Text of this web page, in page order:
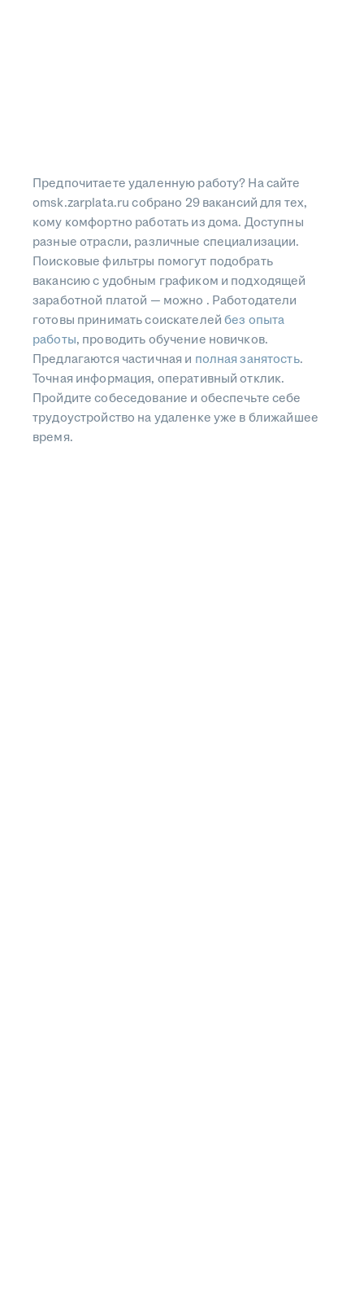
Предпочитаете удаленную работу? На сайте
omsk.zarplata.ru собрано 29 вакансий для тех,
кому комфортно работать из дома. Доступны
разные отрасли, различные специализации.
Поисковые фильтры помогут подобрать
вакансию с удобным графиком и подходящей
заработной платой — можно . Работодатели
готовы принимать соискателейбез опыта
работы, проводить обучение новичков.
Предлагаются частичная и полная занятость.
Точная информация, оперативный отклик.
Пройдите собеседование и обеспечьте себе
трудоустройство на удаленке уже в ближайшее
время.